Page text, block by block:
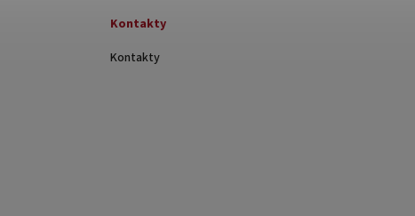
Kontakty
Kontakty